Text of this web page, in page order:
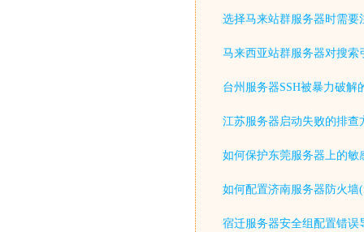
选择马来站群服务器时需要
马来西亚站群服务器对搜索
台州服务器SSH被暴力破解
江苏服务器启动失败的排查
如何保护东莞服务器上的敏
如何配置济南服务器防火墙
宿迁服务器安全组配置错误